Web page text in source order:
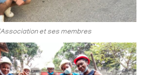
et ses membres